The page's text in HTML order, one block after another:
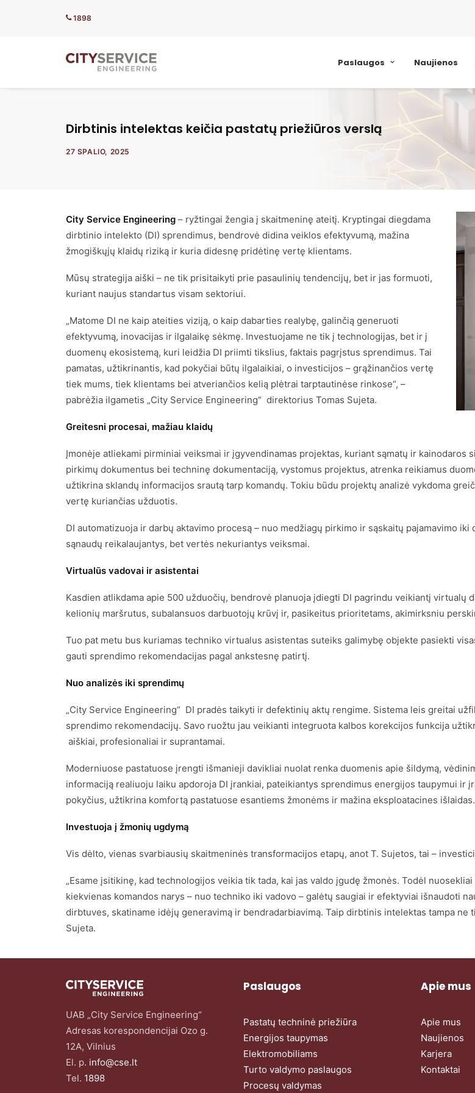
1898
Paslaugos Naujienos
Dirbtinis intelektas keičia pastatų priežiūros verslą
27 SPALIO, 2025
City Service Engineering – ryžtingai žengia į skaitmeninę ateitį. Kryptingai diegdama
dirbtinio intelekto (DI) sprendimus, bendrovė didina veiklos efektyvumą, mažina
žmogiškųjų klaidų riziką ir kuria didesnę pridėtinę vertę klientams.
Mūsų strategija aiški – ne tik prisitaikyti prie pasaulinių tendencijų, bet ir jas formuoti,
kuriant naujus standartus visam sektoriui.
„Matome DI ne kaip ateities viziją, o kaip dabarties realybę, galinčią generuoti
efektyvumą, inovacijas ir ilgalaikę sėkmę. Investuojame ne tik į technologijas, bet ir į
duomenų ekosistemą, kuri leidžia DI priimti tikslius, faktais pagrįstus sprendimus. Tai
pamatas, užtikrinantis, kad pokyčiai būtų ilgalaikiai, o investicijos – grąžinančios vertę
tiek mums, tiek klientams bei atveriančios kelią plėtrai tarptautinėse rinkose“, –
pabrėžia ilgametis „City Service Engineering“ direktorius Tomas Sujeta.
Greitesni procesai, mažiau klaidų
Įmonėje atliekami pirminiai veiksmai ir įgyvendinamas projektas, kuriant sąmatų ir
pirkimų dokumentus bei techninę dokumentaciją, vystomus projektus, atrenka reikiamus
užtikrina sklandų informacijos srautą tarp komandų. Tokiu būdu projektų analizė vykdoma
vertę kuriančias užduotis.
DI automatizuoja ir darbų aktavimo procesą – nuo medžiagų pirkimo ir sąskaitų pajamavimo
sąnaudų reikalaujantys, bet vertės nekuriantys veiksmai.
Virtualūs vadovai ir asistentai
Kasdien atlikdama apie 500 užduočių, bendrovė planuoja įdiegti DI pagrindu veikiantį
kelionių maršrutus, subalansuos darbuotojų krūvį ir, pasikeitus prioritetams, akimirksniu
Tuo pat metu bus kuriamas techniko virtualus asistentas suteiks galimybę objekte pasiekti
gauti sprendimo rekomendacijas pagal ankstesnę patirtį.
Nuo analizės iki sprendimų
„City Service Engineering“ DI pradės taikyti ir defektinių aktų rengime. Sistema leis greitai
sprendimo rekomendacijų. Savo ruožtu jau veikianti integruota kalbos korekcijos funkcija
aiškiai, profesionaliai ir suprantamai.
Moderniuose pastatuose įrengti išmanieji davikliai nuolat renka duomenis apie šildymą,
informaciją realiuoju laiku apdoroja DI įrankiai, pateikiantys sprendimus energijos taupymui
pokyčius, užtikrina komfortą pastatuose esantiems žmonėms ir mažina eksploatacines išlaidas.
Investuoja į žmonių ugdymą
Vis dėlto, vienas svarbiausių skaitmeninės transformacijos etapų, anot T. Sujetos, tai –
„Esame įsitikinę, kad technologijos veikia tik tada, kai jas valdo įgudę žmonės. Todėl
kiekvienas komandos narys – nuo techniko iki vadovo – galėtų saugiai ir efektyviai išnaudoti
dirbtuves, skatiname idėjų generavimą ir bendradarbiavimą. Taip dirbtinis intelektas tampa ne
Sujeta.
UAB „City Service Engineering“
Adresas korespondencijai Ozo g.
12A, Vilnius
El. p. info@cse.lt
Tel. 1898
Paslaugos
Pastatų techninė priežiūra
Energijos taupymas
Elektromobiliams
Turto valdymo paslaugos
Procesų valdymas
Apie mus
Apie mus
Naujienos
Karjera
Kontaktai